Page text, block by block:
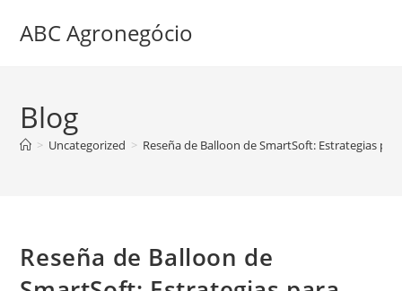
ABC Agronegócio
Blog
> Uncategorized > Reseña de Balloon de SmartSoft: Estrategias
Reseña de Balloon de